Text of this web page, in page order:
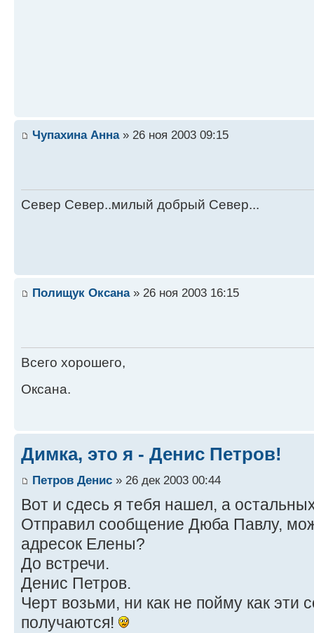
Чупахина Анна» 26 ноя 2003 09:15
Север Север..милый добрый Север...
Полищук Оксана» 26 ноя 2003 16:15
Всего хорошего,
Оксана.
Димка, это я - Денис Петров!
Петров Денис » 26 дек 2003 00:44
Вот и сдесь я тебя нашел, а
Отправил сообщение Дюба Павлу,
адресок Елены?
До встречи.
Денис Петров.
Черт возьми, ни как не пойму как эти
получаются!